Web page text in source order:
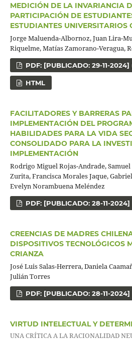
MEDICIÓN DE LA INVARIANCIA
PARTICIPACIÓN DE
ESTUDIANTES UNIVERSITARIOS
Jorge Maluenda-Albornoz, Juan Lira-
Riquelme, Matías Zamorano-Veragua,
PDF: [PUBLICADO: 29-11-2024]
HTML
FACILITADORES Y BARRERAS
IMPLEMENTACIÓN DEL
HABILIDADES PARA LA VIDA
CONSOLIDADO PARA LA
IMPLEMENTACIÓN
Rodrigo Miguel Rojas-Andrade,
Zurita, Francisca Morales Jaque,
Evelyn Norambuena Meléndez
PDF: [PUBLICADO: 28-11-2024]
CREENCIAS DE MADRES
DISPOSITIVOS TECNOLÓGICOS
CRIANZA
José Luis Salas-Herrera, Daniela
Julián Torres
PDF: [PUBLICADO: 28-11-2024]
VIRTUD INTELECTUAL Y
UNA CRÍTICA A LA RACIONALIDAD